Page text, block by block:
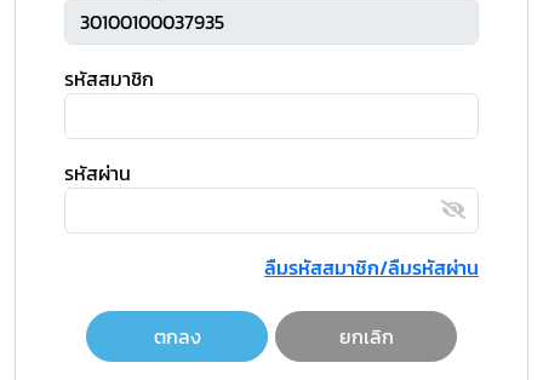
รหัสสมาชิก
รหัสผ่าน
ลืมรหัสสมาชิก/ลืมรหัสผ่าน
ตกลง ยกเลิก